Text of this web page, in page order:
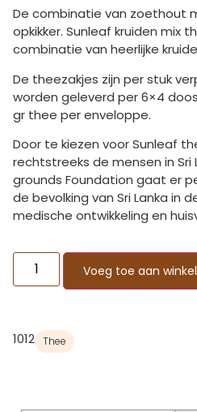
De combinatie van zoethout
opkikker. Sunleaf kruiden mix
combinatie van heerlijke
De theezakjes zijn per stuk
worden geleverd per 6×4
gr thee per enveloppe.
Door te kiezen voor Sunleaf
rechtstreeks de mensen in Sri
grounds Foundation gaat er
de bevolking van Sri Lanka in
medische ontwikkeling en
Voeg toe aan
1012 Thee